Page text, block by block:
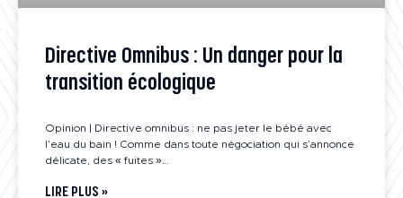
Directive Omnibus : Un danger pour la
transition écologique
Opinion | Directive omnibus : ne pas jeter le bébé avec
l’eau du bain ! Comme dans toute négociation qui s’annonce
délicate, des « fuites »…
LIRE PLUS »